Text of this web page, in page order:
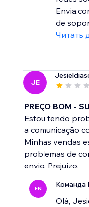
de
Читать
JE
PREÇO BOM -
Estou tendo
a comunicação
Minhas vendas
problemas de
envio. Prejuízo.
EN Команда
Olá,